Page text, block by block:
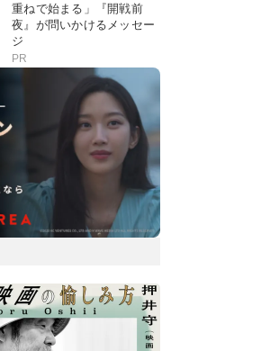
重ねで始まる」『開戦前
夜』が問いかけるメッセー
ジ
PR